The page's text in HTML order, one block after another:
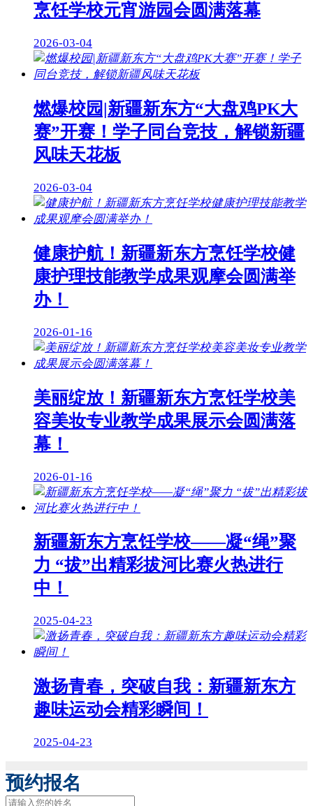
烹饪学校元宵游园会圆满落幕
2026-03-04
燃爆校园|新疆新东方“大盘鸡PK大
赛”开赛！学子同台竞技，解锁新疆
风味天花板
2026-03-04
健康护航！新疆新东方烹饪学校健
康护理技能教学成果观摩会圆满举
办！
2026-01-16
美丽绽放！新疆新东方烹饪学校美
容美妆专业教学成果展示会圆满落
幕！
2026-01-16
新疆新东方烹饪学校——凝“绳”聚
力 “拔”出精彩拔河比赛火热进行
中！
2025-04-23
激扬青春，突破自我：新疆新东方
趣味运动会精彩瞬间！
2025-04-23
预约报名